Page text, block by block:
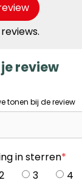
review
tonen bij de review
in sterren*
3 4